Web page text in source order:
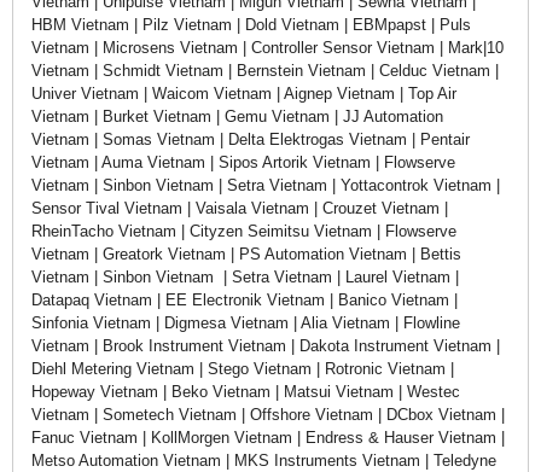
HBM Vietnam | Pilz Vietnam | Dold Vietnam | EBMpapst | Puls
Vietnam | Microsens Vietnam | Controller Sensor Vietnam | Mark|10
Vietnam | Schmidt Vietnam | Bernstein Vietnam | Celduc Vietnam |
Univer Vietnam | Waicom Vietnam | Aignep Vietnam | Top Air
Vietnam | Burket Vietnam | Gemu Vietnam | JJ Automation
Vietnam | Somas Vietnam | Delta Elektrogas Vietnam | Pentair
Vietnam | Auma Vietnam | Sipos Artorik Vietnam | Flowserve
Vietnam | Sinbon Vietnam | Setra Vietnam | Yottacontrok Vietnam |
Sensor Tival Vietnam | Vaisala Vietnam | Crouzet Vietnam |
RheinTacho Vietnam | Cityzen Seimitsu Vietnam | Flowserve
Vietnam | Greatork Vietnam | PS Automation Vietnam | Bettis
Vietnam | Sinbon Vietnam | Setra Vietnam | Laurel Vietnam |
Datapaq Vietnam | EE Electronik Vietnam | Banico Vietnam |
Sinfonia Vietnam | Digmesa Vietnam | Alia Vietnam | Flowline
Vietnam | Brook Instrument Vietnam | Dakota Instrument Vietnam |
Diehl Metering Vietnam | Stego Vietnam | Rotronic Vietnam |
Hopeway Vietnam | Beko Vietnam | Matsui Vietnam | Westec
Vietnam | Sometech Vietnam | Offshore Vietnam | DCbox Vietnam |
Fanuc Vietnam | KollMorgen Vietnam | Endress & Hauser Vietnam |
Metso Automation Vietnam | MKS Instruments Vietnam | Teledyne